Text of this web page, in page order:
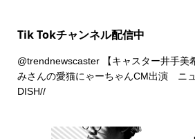
Tik Tokチャンネル配信中
@trendnewscaster【キャスター井手美
みさんの愛猫にゃーちゃんCM出演 ニ
DISH//